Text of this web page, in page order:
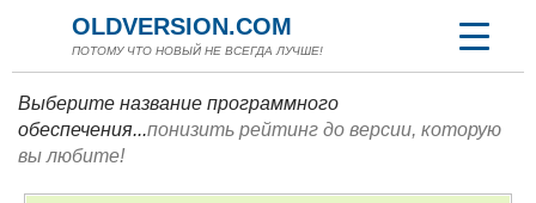
OLDVERSION.COM
ПОТОМУ ЧТО НОВЫЙ НЕ ВСЕГДА ЛУЧШЕ!
Выберите название программного
обеспечения...понизить рейтинг до версии, которую
вы любите!